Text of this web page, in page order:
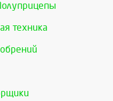
техника